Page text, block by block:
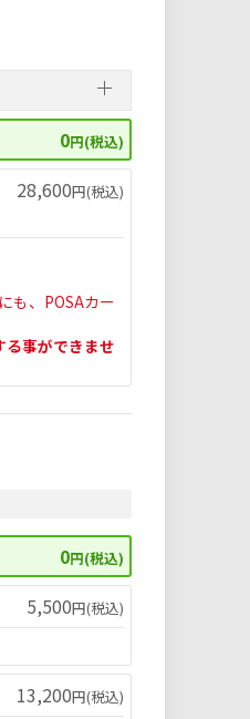
0円(税込)
28,600円(税込)
も、POSAカー
事ができませ
0円(税込)
5,500円(税込)
13,200円(税込)